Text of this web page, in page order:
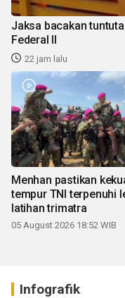
Jaksa bacakan
Federal II
22 jam lalu
Menhan pastikan
tempur TNI terpenuhi
latihan trimatra
05 August 2026 18:52 WIB
Infografik